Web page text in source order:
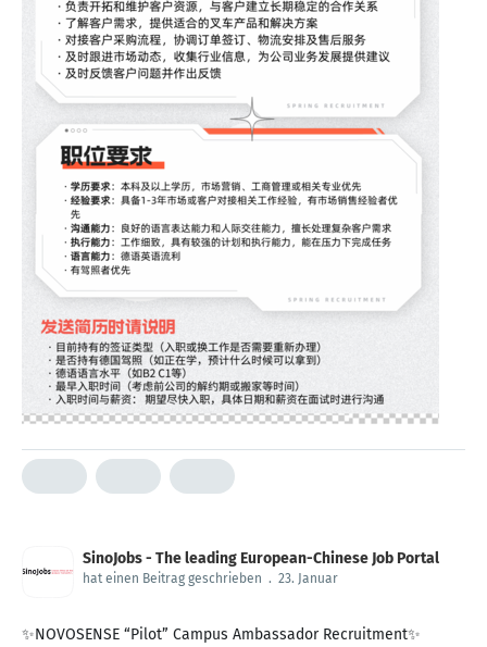
SinoJobs - The leading European-Chinese Job Portal
hat einen Beitrag geschrieben . 23. Januar
✨NOVOSENSE “Pilot” Campus Ambassador Recruitment✨